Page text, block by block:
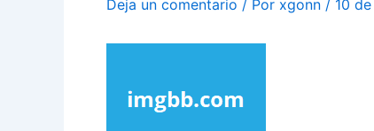
Deja un comentario / Por xgonn / 10